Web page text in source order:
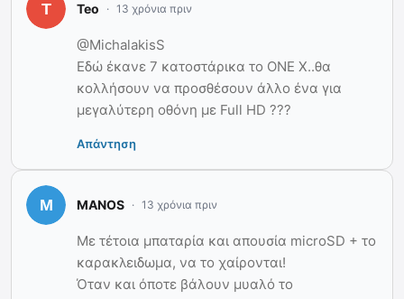
Teo 13 χρόνια πριν
@MichalakisS
Εδώ έκανε 7 κατοστάρικα το ONE X..θα
κολλήσουν να προσθέσουν άλλο ένα για
μεγαλύτερη οθόνη με Full HD ???
Απάντηση
MANOS 13 χρόνια πριν
Με τέτοια μπαταρία και απουσία microSD + το
καρακλειδωμα, να το χαίρονται!
Όταν και όποτε βάλουν μυαλό το